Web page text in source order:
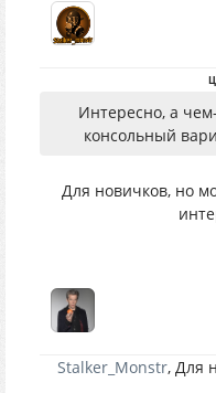
Интересно, а
консольный
Для новичков, но
Stalker_Monstr, Для